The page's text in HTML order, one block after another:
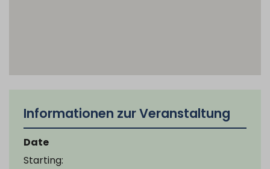
Informationen zur Veranstaltung
Date
Starting: